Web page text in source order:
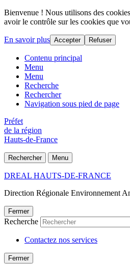
Bienvenue ! Nous utilisons des
avoir le contrôle sur les cookies que
En savoir plus Accepter Refuser
Contenu principal
Menu
Menu
Recherche
Rechercher
Navigation sous pied de page
Préfet
de la région
Hauts-de-France
Rechercher Menu
DREAL HAUTS-DE-FRANCE
Direction Régionale Environnement
Fermer
Recherche
Contactez nos services
Fermer